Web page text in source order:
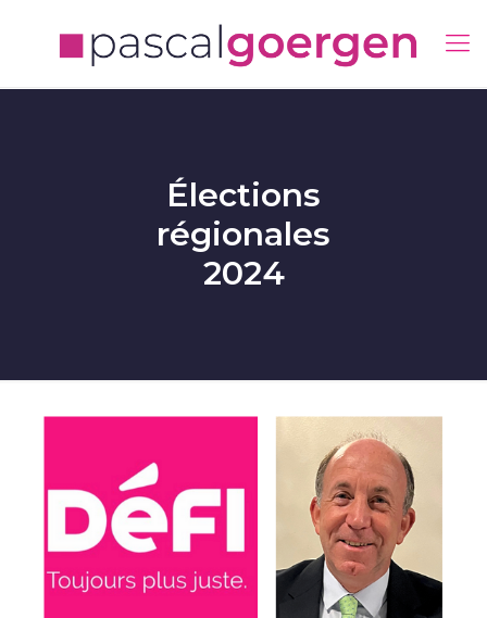
Élections
régionales
2024